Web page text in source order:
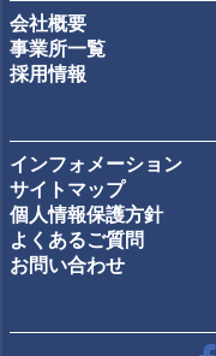
会社概要
事業所一覧
採用情報
インフォメーション
サイトマップ
個人情報保護方針
よくあるご質問
お問い合わせ